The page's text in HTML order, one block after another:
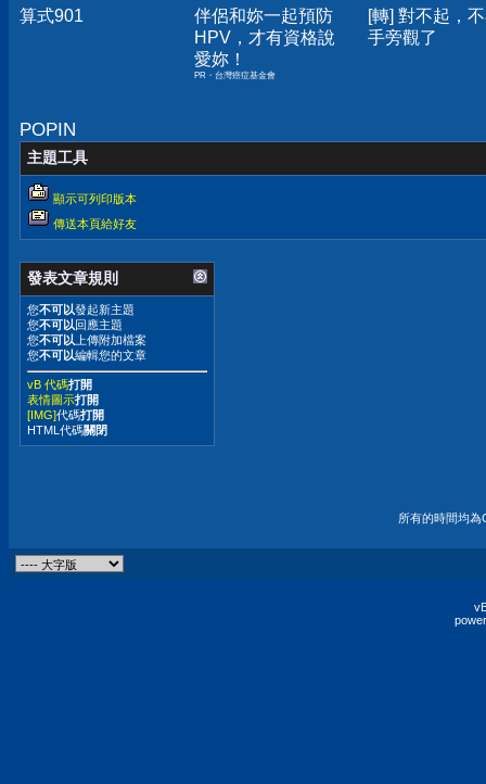
算式901
伴侶和妳一起預防
HPV，才有資格說
愛妳！
PR・台灣癌症基金會
[轉] 對不起，
手旁觀了
POPIN
主題工具
顯示可列印版本
傳送本頁給好友
發表文章規則
您不可以發起新主題
您不可以 回應主題
您不可以 上傳附加檔案
您不可以編輯您的文章
vB 代碼打開
表情圖示打開
[IMG]代碼打開
HTML代碼關閉
所有的時間均為